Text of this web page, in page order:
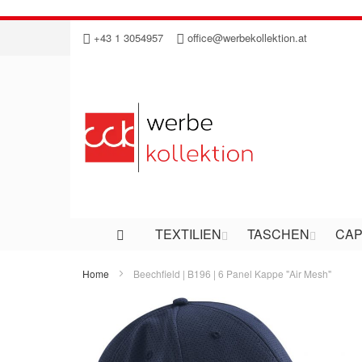
Direkt
Inhalt
+43 1 3054957 office@werbekollektion.at
TEXTILIEN TASCHEN
Home Beechfield | B196 | 6 Panel Kappe "Air Mesh"
Bildergalerie